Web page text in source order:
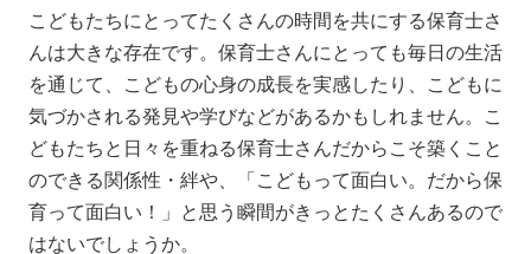
こどもたちにとってたくさんの時間を共にする保育士さ
んは大きな存在です。保育士さんにとっても毎日の生活
を通じて、こどもの心身の成長を実感したり、こどもに
気づかされる発見や学びなどがあるかもしれません。こ
どもたちと日々を重ねる保育士さんだからこそ築くこと
のできる関係性・絆や、「こどもって面白い。だから保
育って面白い！」と思う瞬間がきっとたくさんあるので
はないでしょうか。